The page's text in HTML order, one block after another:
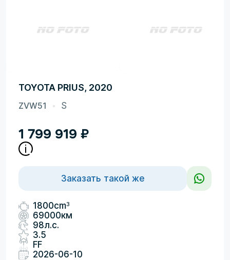
TOYOTA PRIUS, 2020
ZVW51 S
1 799 919 ₽
Заказать такой же
1800cm3
69000км
98л.с.
3.5
FF
2026-06-10